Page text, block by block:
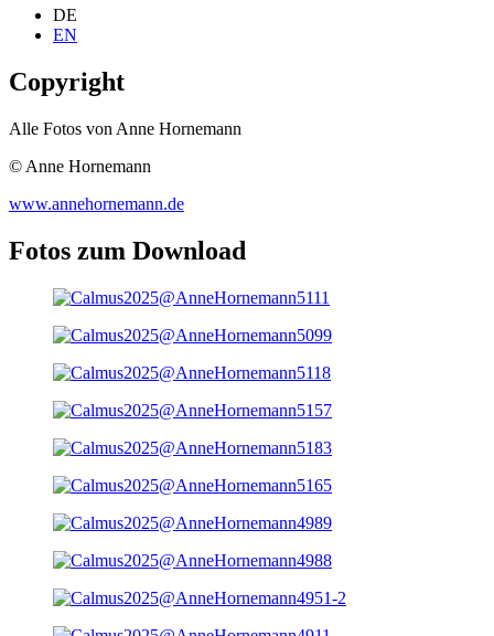
DE
EN
Copyright
Alle Fotos von Anne Hornemann
© Anne Hornemann
www.annehornemann.de
Fotos zum Download